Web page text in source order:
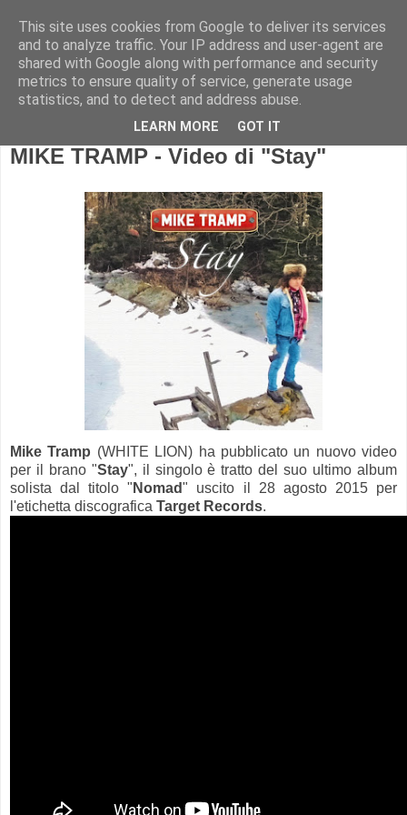
MIKE TRAMP - Video di "Stay"
Mike Tramp (WHITE LION) ha pubblicato un nuovo video
per il brano "Stay", il singolo è tratto del suo ultimo album
solista dal titolo " Nomad" uscito il 28 agosto 2015 per
l'etichetta discografica Target Records.
This site uses cookies from Google to deliver its services
and to analyze traffic. Your IP address and user-agent are
shared with Google along with performance and security
metrics to ensure quality of service, generate usage
statistics, and to detect and address abuse.
LEARN MORE GOT IT